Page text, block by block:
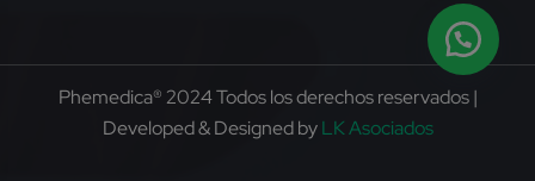
Phemedica® 2024 Todos los derechos reservados |
Developed & Designed byLK Asociados